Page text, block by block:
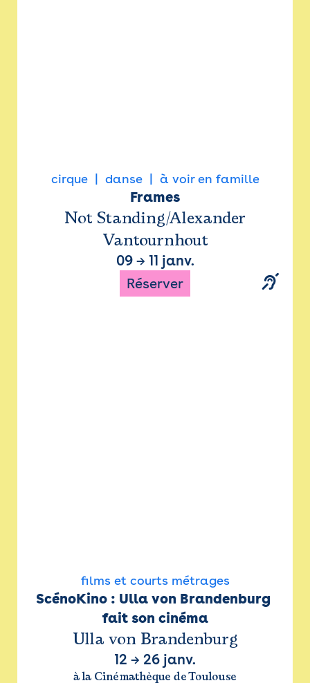
cirque danse à voir en famille
Frames
Not Standing/Alexander
Vantournhout
09→ 11 janv.
Réserver
films et courts métrages
ScénoKino : Ulla von Brandenburg
fait son cinéma
Ulla von Brandenburg
12 → 26 janv.
à la Cinémathèque de Toulouse